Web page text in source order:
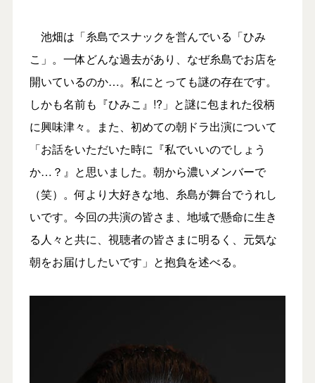
池畑は「糸島でスナックを営んでいる「ひみ
こ」。一体どんな過去があり、なぜ糸島でお店を
開いているのか…。私にとっても謎の存在です。
しかも名前も『ひみこ』!?」と謎に包まれた役柄
に興味津々。また、初めての朝ドラ出演について
「お話をいただいた時に『私でいいのでしょう
か…？』と思いました。朝から濃いメンバーで
（笑）。何より大好きな地、糸島が舞台でうれし
いです。今回の共演の皆さま、地域で懸命に生き
る人々と共に、視聴者の皆さまに明るく、元気な
朝をお届けしたいです」と抱負を述べる。